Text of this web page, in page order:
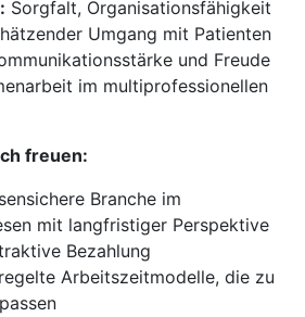
Sorgfalt, Organisationsfähigkeit
Umgang mit Patienten
und Freude
im multiprofessionellen
freuen:
Branche im
mit langfristiger Perspektive
Bezahlung
Arbeitszeitmodelle, die zu